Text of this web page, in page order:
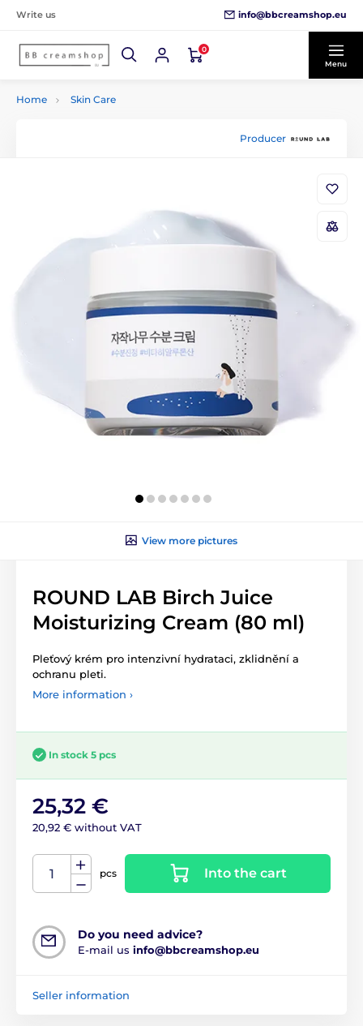
Write us info@bbcreamshop.eu
0
Menu
Home Skin Care
Producer
View more pictures
ROUND LAB Birch Juice
Moisturizing Cream (80 ml)
Pleťový krém pro intenzivní hydrataci, zklidnění a
ochranu pleti.
More information ›
In stock 5 pcs
25,32 €
20,92 € without VAT
pcs Into the cart
Do you need advice?
E-mail us info@bbcreamshop.eu
Seller information